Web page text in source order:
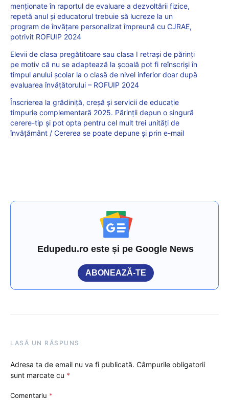
menționate în raportul de evaluare a dezvoltării fizice,
repetă anul și educatorul trebuie să lucreze la un
program de învățare personalizat împreună cu CJRAE,
potrivit ROFUIP 2024
Elevii de clasa pregătitoare sau clasa I retrași de părinți
pe motiv că nu se adaptează la școală pot fi reînscriși în
timpul anului școlar la o clasă de nivel inferior doar după
evaluarea învățătorului – ROFUIP 2024
Înscrierea la grădiniță, creșă și servicii de educație
timpurie complementară 2025. Părinții depun o singură
cerere-tip și pot opta pentru cel mult trei unități de
învățământ / Cererea se poate depune și prin e-mail
Edupedu.ro este și pe Google News
ABONEAZĂ-TE
LASĂ UN RĂSPUNS
Adresa ta de email nu va fi publicată. Câmpurile obligatorii
sunt marcate cu *
Comentariu *